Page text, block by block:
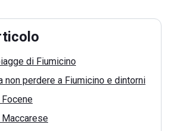
di Fiumicino
non perdere a Fiumicino e dintorni